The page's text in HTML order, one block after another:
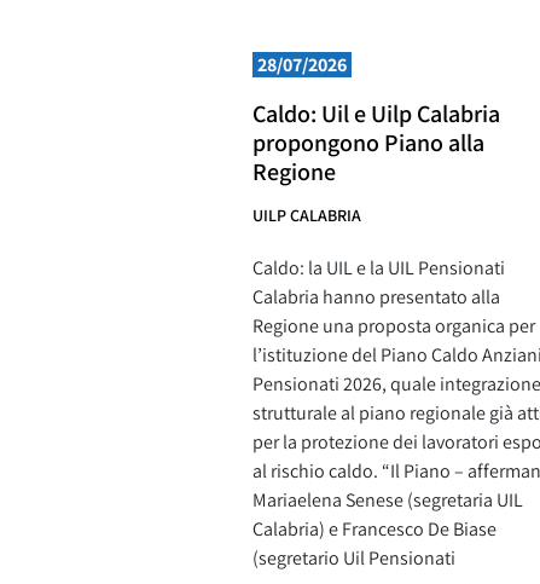
28/07/2026
Caldo: Uil e Uilp Calabria
propongono Piano alla
Regione
UILP CALABRIA
Caldo: la UIL e la UIL Pensionati
Calabria hanno presentato alla
Regione una proposta organica per
l’istituzione del Piano Caldo
Pensionati 2026, quale integrazione
strutturale al piano regionale già
per la protezione dei lavoratori
al rischio caldo. “Il Piano –
Mariaelena Senese (segretaria UIL
Calabria) e Francesco De Biase
(segretario Uil Pensionati